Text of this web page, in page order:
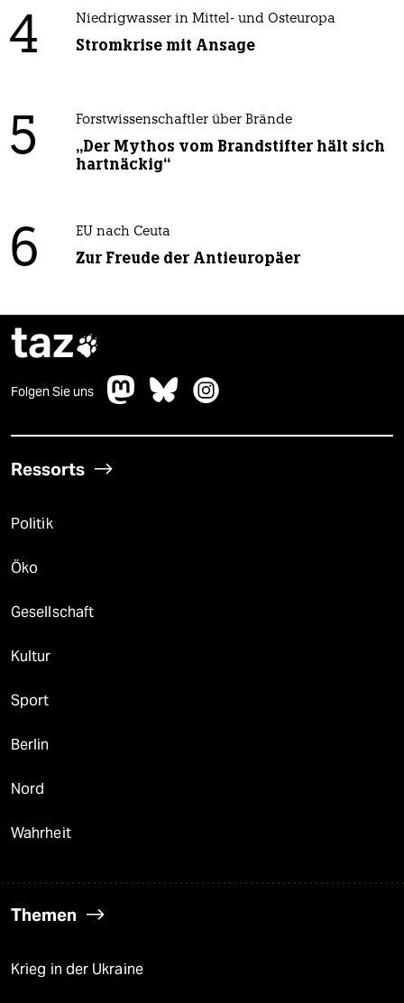
4 Niedrigwasser in Mittel- und Osteuropa
Stromkrise mit Ansage
5 Forstwissenschaftler über Brände
„Der Mythos vom Brandstifter hält sich
hartnäckig“
6 EU nach Ceuta
Zur Freude der Antieuropäer
taz
Folgen Sie uns
Ressorts
Politik
Öko
Gesellschaft
Kultur
Sport
Berlin
Nord
Wahrheit
Themen
Krieg in der Ukraine